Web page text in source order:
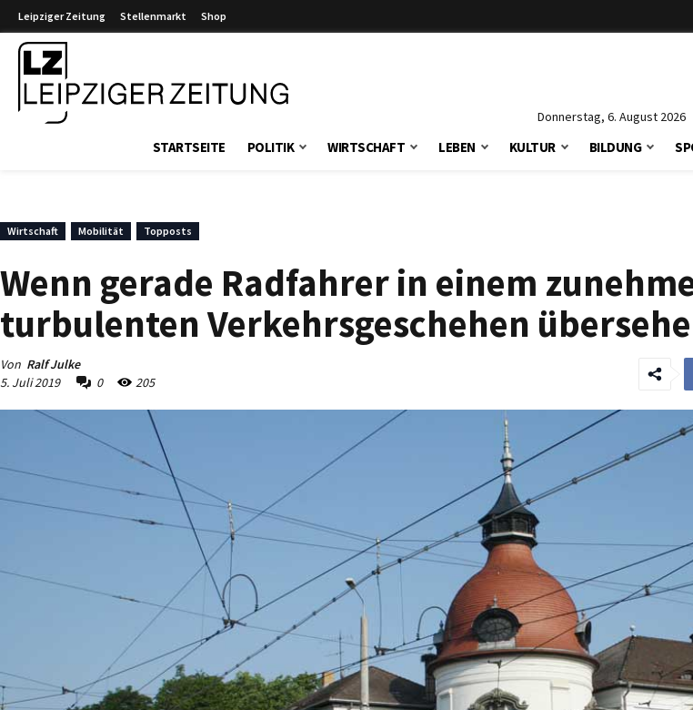
Leipziger Zeitung Stellenmarkt Shop
Donnerstag, 6. August 2026
STARTSEITE POLITIK WIRTSCHAFT LEBEN KULTUR BILDUNG
Wirtschaft Mobilität Topposts
Wenn gerade Radfahrer in einem
turbulenten Verkehrsgeschehen
Von Ralf Julke
5. Juli 2019
0 205